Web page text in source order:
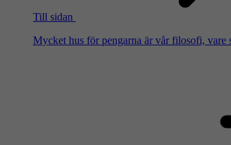
Till sidan
Mycket hus för pengarna är vår filosofi,